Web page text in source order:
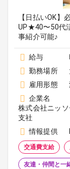
【日払いOK
UP★40〜50代
事紹介可能♪
給与
勤務場所
雇用形態
企業名
株式会社ニッ
支社
情報提供
交通費支給
友達・仲間と一